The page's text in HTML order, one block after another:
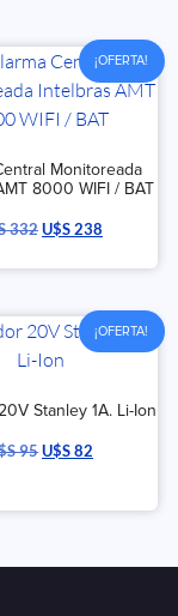
¡OFERTA!
Monitoreada
8000 WIFI / BAT
332U$S238
¡OFERTA!
Stanley 1A. Li-Ion
95U$S82